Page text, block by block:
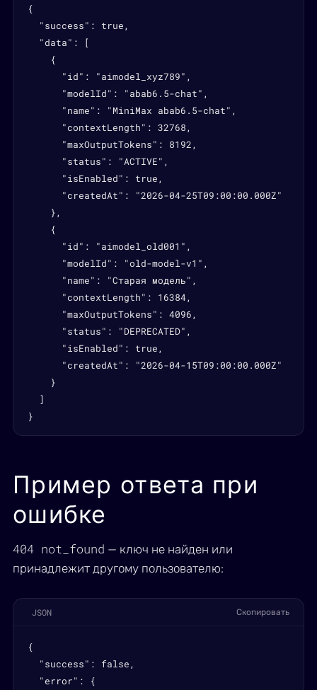
{
  "success": true,
  "data": [
    {
      "id": "aimodel_xyz789",
      "modelId": "abab6.5-chat",
      "name": "MiniMax abab6.5-chat",
      "contextLength": 32768,
      "maxOutputTokens": 8192,
      "status": "ACTIVE",
      "isEnabled": true,
      "createdAt": "2026-04-25T09:00:00.000Z"
    },
    {
      "id": "aimodel_old001",
      "modelId": "old-model-v1",
      "name": "Старая модель",
      "contextLength": 16384,
      "maxOutputTokens": 4096,
      "status": "DEPRECATED",
      "isEnabled": true,
      "createdAt": "2026-04-15T09:00:00.000Z"
    }
  ]
}
Пример ответа при
ошибке
404 not_found — ключ не найден или
принадлежит другому пользователю:
JSON Скопировать
{
  "success": false,
  "error": {